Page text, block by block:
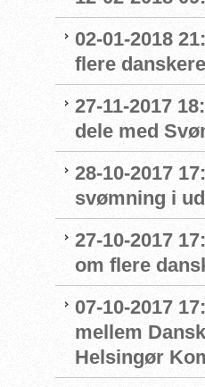
02-01-2018
flere
27-11-2017
dele med
28-10-2017
svømning i
27-10-2017
om flere
07-10-2017
mellem
Helsingør